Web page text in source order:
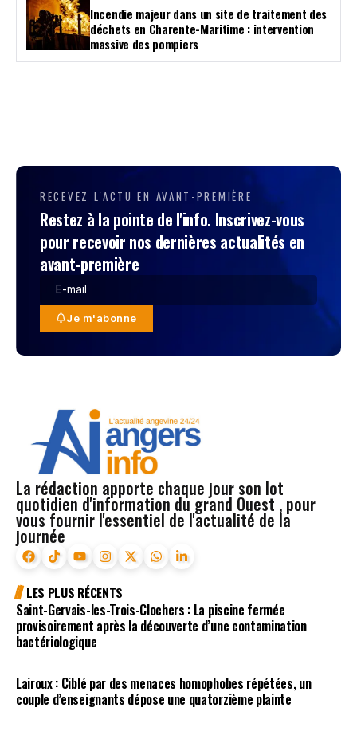
Incendie majeur dans un site de traitement des
déchets en Charente-Maritime : intervention
massive des pompiers
RECEVEZ L'ACTU EN AVANT-PREMIÈRE
Restez à la pointe de l'info. Inscrivez-vous
pour recevoir nos dernières actualités en
avant-première
Je m'abonne
La rédaction apporte chaque jour son lot
quotidien d'information du grand Ouest , pour
vous fournir l'essentiel de l'actualité de la
journée
LES PLUS RÉCENTS
Saint-Gervais-les-Trois-Clochers : La piscine fermée
provisoirement après la découverte d’une contamination
bactériologique
Lairoux : Ciblé par des menaces homophobes répétées, un
couple d’enseignants dépose une quatorzième plainte